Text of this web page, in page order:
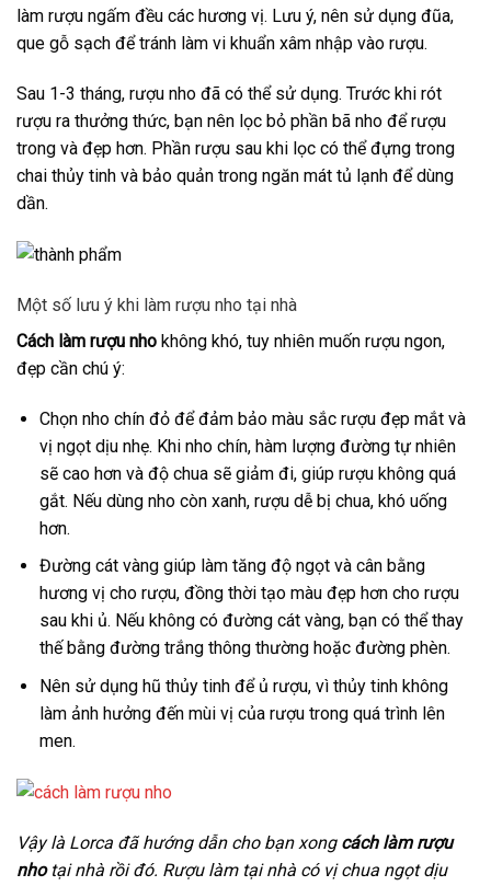
làm rượu ngấm đều các hương vị. Lưu ý, nên sử dụng đũa,
que gỗ sạch để tránh làm vi khuẩn xâm nhập vào rượu.
Sau 1-3 tháng, rượu nho đã có thể sử dụng. Trước khi rót
rượu ra thưởng thức, bạn nên lọc bỏ phần bã nho để rượu
trong và đẹp hơn. Phần rượu sau khi lọc có thể đựng trong
chai thủy tinh và bảo quản trong ngăn mát tủ lạnh để dùng
dần.
Một số lưu ý khi làm rượu nho tại nhà
Cách làm rượu nho không khó, tuy nhiên muốn rượu ngon,
đẹp cần chú ý:
Chọn nho chín đỏ để đảm bảo màu sắc rượu đẹp mắt và
vị ngọt dịu nhẹ. Khi nho chín, hàm lượng đường tự nhiên
sẽ cao hơn và độ chua sẽ giảm đi, giúp rượu không quá
gắt. Nếu dùng nho còn xanh, rượu dễ bị chua, khó uống
hơn.
Đường cát vàng giúp làm tăng độ ngọt và cân bằng
hương vị cho rượu, đồng thời tạo màu đẹp hơn cho rượu
sau khi ủ. Nếu không có đường cát vàng, bạn có thể thay
thế bằng đường trắng thông thường hoặc đường phèn.
Nên sử dụng hũ thủy tinh để ủ rượu, vì thủy tinh không
làm ảnh hưởng đến mùi vị của rượu trong quá trình lên
men.
Vậy là Lorca đã hướng dẫn cho bạn xong cách làm rượu
nhotại nhà rồi đó. Rượu làm tại nhà có vị chua ngọt dịu